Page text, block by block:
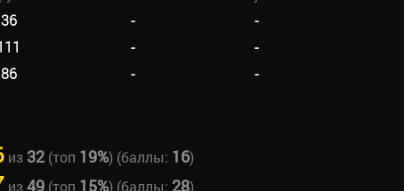
36 -
-
-
-
86 - -
из 32(топ 19%) (баллы: 16)
из49(топ 15%) (баллы: 28)